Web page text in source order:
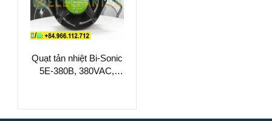
Quạt tản nhiệt Bi-Sonic
5E-380B, 380VAC,